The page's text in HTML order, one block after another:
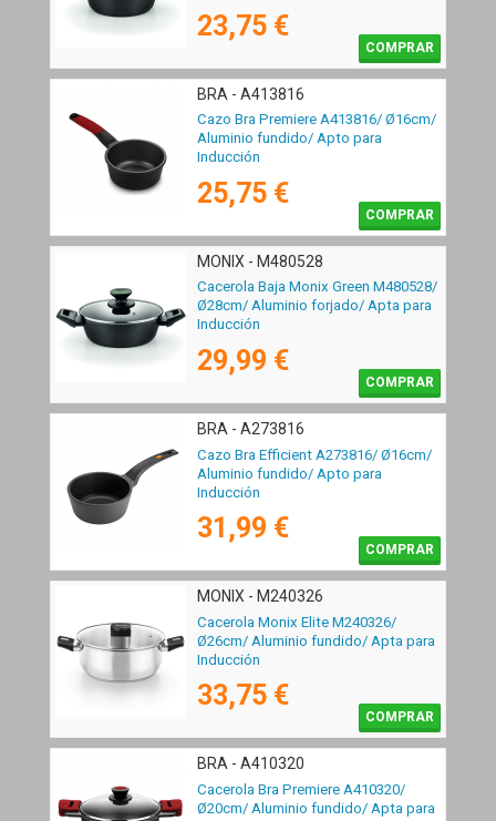
23,75 €
COMPRAR
BRA - A413816
Cazo Bra Premiere A413816/ Ø16cm/
Aluminio fundido/ Apto para
Inducción
25,75 €
COMPRAR
MONIX - M480528
Cacerola Baja Monix Green M480528/
Ø28cm/ Aluminio forjado/ Apta para
Inducción
29,99 €
COMPRAR
BRA - A273816
Cazo Bra Efficient A273816/ Ø16cm/
Aluminio fundido/ Apto para
Inducción
31,99 €
COMPRAR
MONIX - M240326
Cacerola Monix Elite M240326/
Ø26cm/ Aluminio fundido/ Apta para
Inducción
33,75 €
COMPRAR
BRA - A410320
Cacerola Bra Premiere A410320/
Ø20cm/ Aluminio fundido/ Apta para